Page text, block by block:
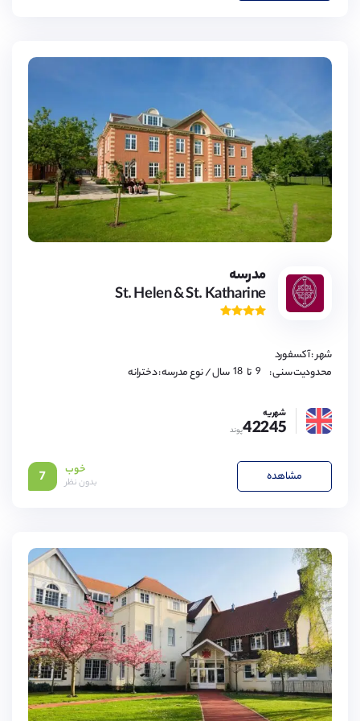
مدرسه
St. Helen & St. Katharine
شهر : آکسفورد
محدودیت سنی :
13,
14,
17,
تا
9,
10,
11,
12,
13,
18 سال/ نوع مدرسه : دخترانه
شهریه
42245پوند
مشاهده 7 خوب
بدون نظر